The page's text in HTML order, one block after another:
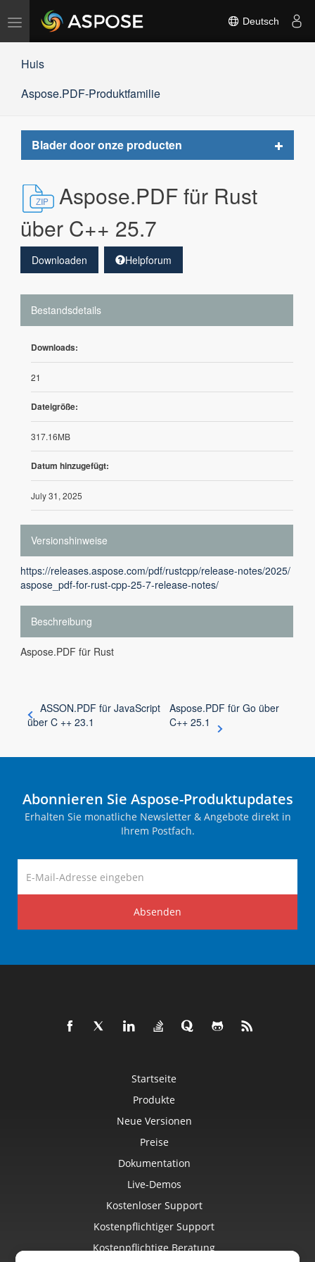
Navigation
umschalten
Deutsch
Huis
Aspose.PDF-Produktfamilie
Blader door onze producten
Toggle
Aspose.PDF für Rust
über C++ 25.7
Downloaden Helpforum
Bestandsdetails
Downloads:
21
Dateigröße:
317.16MB
Datum hinzugefügt:
July 31, 2025
Versionshinweise
https://releases.aspose.com/pdf/rustcpp/release-notes/2025/
aspose_pdf-for-rust-cpp-25-7-release-notes/
Beschreibung
Aspose.PDF für Rust
ASSON.PDF für JavaScript
über C ++ 23.1
Aspose.PDF für Go über
C++ 25.1
Abonnieren Sie Aspose-Produktupdates
Erhalten Sie monatliche Newsletter & Angebote direkt in
Ihrem Postfach.
Absenden
Startseite
Produkte
Neue Versionen
Preise
Dokumentation
Live-Demos
Kostenloser Support
Kostenpflichtiger Support
Kostenpflichtige Beratung